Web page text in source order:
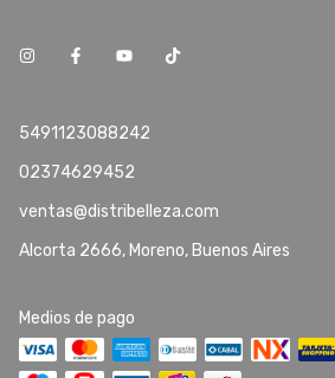
5491123088242
02374629452
ventas@distribelleza.com
Alcorta 2666, Moreno, Buenos Aires
Medios de pago